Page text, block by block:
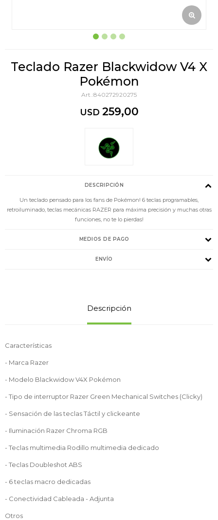
Teclado Razer Blackwidow V4 X
Pokémon
840272920275
USD 259,00
DESCRIPCIÓN
Un teclado pensado para los fans de Pokémon! 6 teclas programables,
retroiluminado, teclas mecánicas RAZER para máxima precisión y muchas otras
funciones, no te lo pierdas!
MEDIOS DE PAGO
ENVÍO
Descripción
Características
- Marca Razer
- Modelo Blackwidow V4X Pokémon
- Tipo de interruptor Razer Green Mechanical Switches (Clicky)
- Sensación de las teclas Táctil y clickeante
- Iluminación Razer Chroma RGB
- Teclas multimedia Rodillo multimedia dedicado
- Teclas Doubleshot ABS
- 6 teclas macro dedicadas
- Conectividad Cableada - Adjunta
Otros